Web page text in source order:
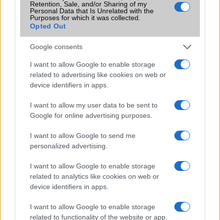
Retention, Sale, and/or Sharing of my
Personal Data that Is Unrelated with the
Purposes for which it was collected.
Opted Out
Google consents
I want to allow Google to enable storage
related to advertising like cookies on web or
device identifiers in apps.
I want to allow my user data to be sent to
Google for online advertising purposes.
I want to allow Google to send me
personalized advertising.
I want to allow Google to enable storage
related to analytics like cookies on web or
device identifiers in apps.
I want to allow Google to enable storage
related to functionality of the website or app.
Új AirPods béta frissítést adott ki az Apple – ezek a
modellek már telepíthetik
Hatalmas megújulás jöhet az iPad mininél – OLED
kijelzővel és új funkciókkal érkezhet
Újabb amerikai államban jelenhet meg az iPhone-os
digitális jogosítvány
újdonságokra számíthatunk
LEGOLVASOTTABBAK
Számos népszerű Samsung Galaxy készülék kimarad a One